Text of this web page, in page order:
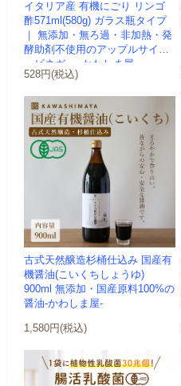
イタリア産 有機にごり リンゴ
酢571ml(580g) ガラス瓶タイプ
｜ 無添加・無ろ過・非加熱・発
酵助剤不使用のアップルサイダ
ービネガー -かわしま屋-
528円(税込)
古式天然醸造杉桶仕込み 国産有
機醤油(こいくちしょうゆ)
900ml 無添加・国産原料100%の
醤油-かわしま屋-
1,580円(税込)